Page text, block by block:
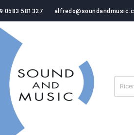
0583 581327